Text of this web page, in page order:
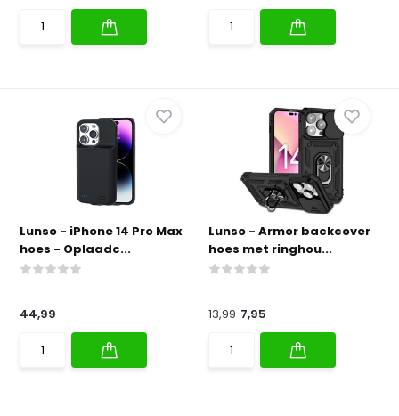
Lunso - iPhone 14 Pro Max
hoes - Oplaadc...
44,99
Lunso - Armor backcover
hoes met ringhou...
13,99 7,95